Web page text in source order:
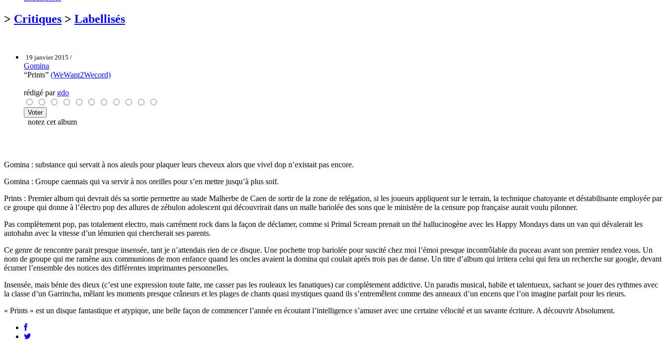
> Critiques > Labellisés
19 janvier 2015 /
Gomina
“Prints” (WeWant2Wecord)
rédigé par gdo
notez cet album
Gomina : substance qui servait à nos aïeuls pour plaquer leurs cheveux alors que vivel dop n’existait pas encore.
Gomina : Groupe caennais qui va servir à nos oreilles pour s’en mettre jusqu’à plus soif.
Prints : Premier album qui devrait dés sa sortie permettre au stade Malherbe de Caen de sortir de la zone de relégation, si les joueurs appliquent sur le terrain, la technique chatoyante et déstabilisante employée par
ce groupe qui donne à l’électro pop des allures de zébulon adolescent qui découvrirait dans un malle bariolée des sons que le ministère de la censure pop française aurait voulu pilonner.
Pas complètement pop, pas totalement electro, mais carrément rock dans la façon de déclamer, comme si Primal Scream prenait un thé hallucinogène avec les Happy Mondays dans un van qui dévalerait les
autobahn avec la vitesse d’un lémurien qui chercherait ses parents.
Ce genre de rencontre parait presque insensée, tant je n’attendais rien de ce disque. Une pochette trop bariolée pour suscité chez moi l’émoi presque incontrôlable du puceau avant son premier rendez vous. Un
nom de groupe qui me ramène aux communions de mon enfance quand les oncles avaient la domina qui coulait après trois pas de danse. Un titre d’album qui irritera celui qui fera un recherche sur google, devant
écumer l’ensemble des notices des différentes imprimantes personnelles.
Insensée, mais bénie des dieux (c’est une expression toute faite, me casser pas les rouleaux les fanatiques) car complètement addictive. Un paradis musical, habile et talentueux, sachant se jouer des rythmes avec
la classe d’un Garrincha, mêlant les moments presque crâneurs et les plages de chants quasi mystiques quand ils s’entremêlent comme des anneaux d’un encens que l’on imagine parfait pour les rieurs.
« Prints » est un disque fantastique et atypique, une belle façon de commencer l’année en écoutant l’intelligence s’amuser avec une certaine vélocité et un savante écriture. A découvrir Absolument.